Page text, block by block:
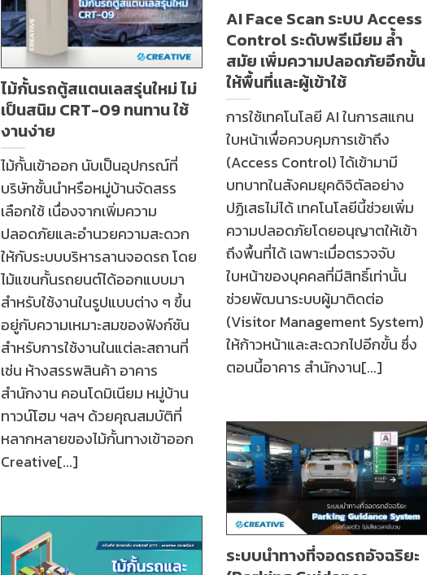
AI Face Scan ระบบ Access
Control ระดับพรีเมียม ล้ำ
สมัย เพิ่มความปลอดภัยอีกขั้น
ให้พื้นที่และผู้เข้าใช้
การใช้เทคโนโลยี AI ในการสแกน
ใบหน้าเพื่อควบคุมการเข้าถึง
(Access Control) ได้เข้ามามี
บทบาทในสังคมยุคดิจิตัลอย่าง
ปฏิเสธไม่ได้ เทคโนโลยีนี้ช่วยเพิ่ม
ความปลอดภัยโดยอนุญาตให้เข้า
ถึงพื้นที่ได้ เฉพาะเมื่อตรวจจับ
ใบหน้าของบุคคลที่มีสิทธิ์เท่านั้น
ช่วยพัฒนาระบบผู้มาติดต่อ
(Visitor Management System)
ให้ก้าวหน้าและสะดวกไปอีกขั้น ซึ่ง
ตอนนี้อาคาร สำนักงาน[...]
ไม้กั้นรถตู้สแตนเลสรุ่นใหม่ ไม่
เป็นสนิม CRT-09 ทนทาน ใช้
งานง่าย
ไม้กั้นเข้าออก นับเป็นอุปกรณ์ที่
บริษัทชั้นนำหรือหมู่บ้านจัดสรร
เลือกใช้ เนื่องจากเพิ่มความ
ปลอดภัยและอำนวยความสะดวก
ให้กับระบบบริหารลานจอดรถ โดย
ไม้แขนกั้นรถยนต์ได้ออกแบบมา
สำหรับใช้งานในรูปแบบต่าง ๆ ขึ้น
อยู่กับความเหมาะสมของฟังก์ชัน
สำหรับการใช้งานในแต่ละสถานที่
เช่น ห้างสรรพสินค้า อาคาร
สำนักงาน คอนโดมิเนียม หมู่บ้าน
ทาวน์โฮม ฯลฯ ด้วยคุณสมบัติที่
หลากหลายของไม้กั้นทางเข้าออก
Creative[...]
ระบบนำทางที่จอดรถอัจฉริยะ